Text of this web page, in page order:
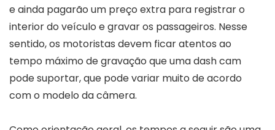
e ainda pagarão um preço extra para registrar o
interior do veículo e gravar os passageiros. Nesse
sentido, os motoristas devem ficar atentos ao
tempo máximo de gravação que uma dash cam
pode suportar, que pode variar muito de acordo
com o modelo da câmera.